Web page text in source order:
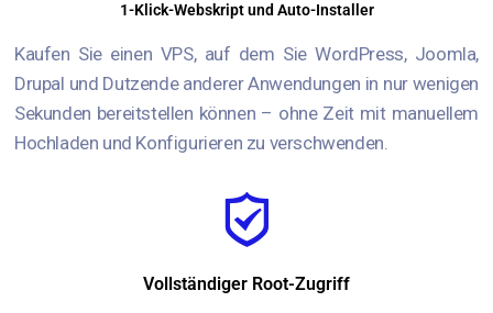
1-Klick-Webskript und Auto-Installer
Kaufen Sie einen VPS, auf dem Sie WordPress, Joomla,
Drupal und Dutzende anderer Anwendungen in nur wenigen
Sekunden bereitstellen können – ohne Zeit mit manuellem
Hochladen und Konfigurieren zu verschwenden.
Vollständiger Root-Zugriff